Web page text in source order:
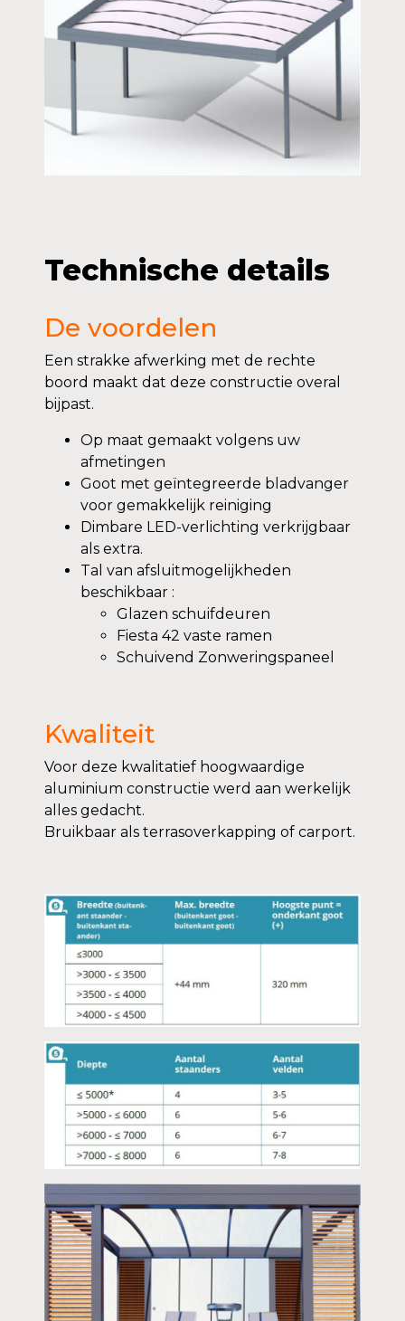
Technische details
De voordelen
Een strakke afwerking met de rechte
boord maakt dat deze constructie overal
bijpast.
Op maat gemaakt volgens uw
afmetingen
Goot met geïntegreerde bladvanger
voor gemakkelijk reiniging
Dimbare LED-verlichting verkrijgbaar
als extra.
Tal van afsluitmogelijkheden
beschikbaar :
Glazen schuifdeuren
Fiesta 42 vaste ramen
Schuivend Zonweringspaneel
Kwaliteit
Voor deze kwalitatief hoogwaardige
aluminium constructie werd aan werkelijk
alles gedacht.
Bruikbaar als terrasoverkapping of carport.